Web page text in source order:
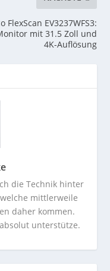
FlexScan EV3237WFS3:
mit 31.5 Zoll und
4K-Auflösung
die Technik hinter
mittlerweile
daher kommen.
unterstütze.